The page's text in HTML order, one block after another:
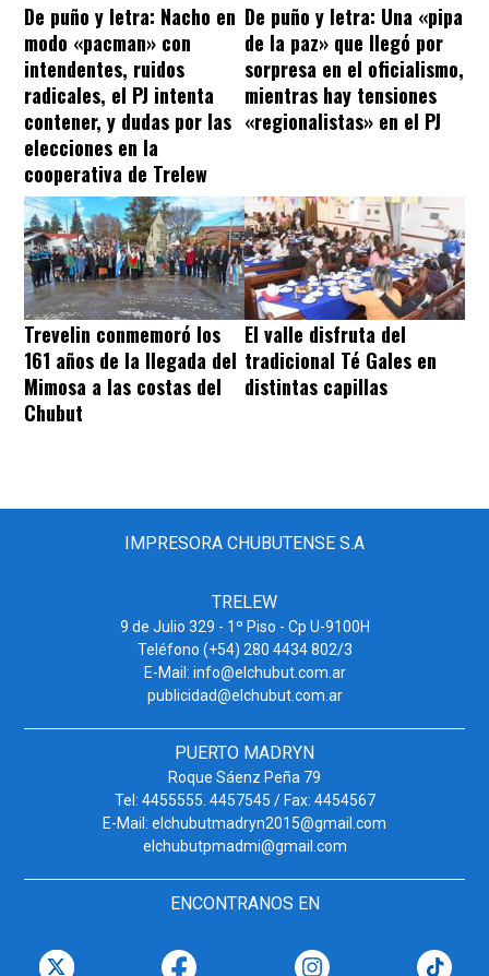
De puño y letra: Nacho en
modo «pacman» con
intendentes, ruidos
radicales, el PJ intenta
contener, y dudas por las
elecciones en la
cooperativa de Trelew
De puño y letra: Una «pipa
de la paz» que llegó por
sorpresa en el oficialismo,
mientras hay tensiones
«regionalistas» en el PJ
Trevelin conmemoró los
161 años de la llegada del
Mimosa a las costas del
Chubut
El valle disfruta del
tradicional Té Gales en
distintas capillas
IMPRESORA CHUBUTENSE S.A
TRELEW
9 de Julio 329 - 1º Piso - Cp U-9100H
Teléfono (+54) 280 4434 802/3
E-Mail: info@elchubut.com.ar
publicidad@elchubut.com.ar
PUERTO MADRYN
Roque Sáenz Peña 79
Tel: 4455555. 4457545 / Fax: 4454567
E-Mail: elchubutmadryn2015@gmail.com
elchubutpmadmi@gmail.com
ENCONTRANOS EN